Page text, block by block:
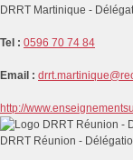
DRRT Martinique -
Tel : 0596 70 74 84
Email :
http://
DRRT Réunion -